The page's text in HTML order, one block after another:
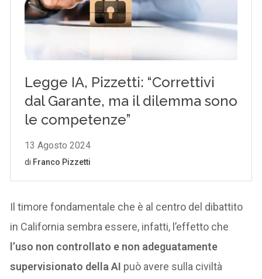
Il timore fondamentale che è al centro del dibattito
in California sembra essere, infatti, l’effetto che
l’uso non controllato e non adeguatamente
supervisionato della AI può avere sulla civiltà